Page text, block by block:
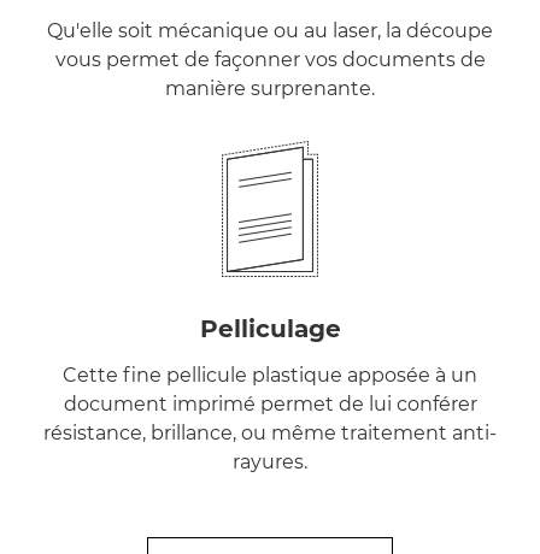
Qu'elle soit mécanique ou au laser, la découpe
vous permet de façonner vos documents de
manière surprenante.
Pelliculage
Cette fine pellicule plastique apposée à un
document imprimé permet de lui conférer
résistance, brillance, ou même traitement anti-
rayures.